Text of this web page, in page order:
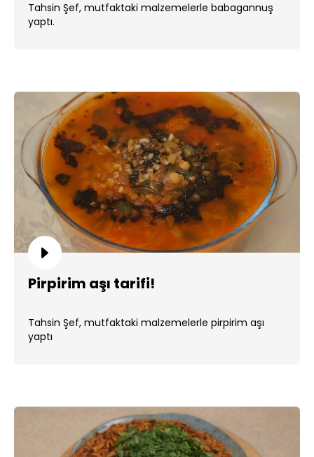
Tahsin Şef, mutfaktaki malzemelerle babagannuş
yaptı.
Pirpirim aşı tarifi!
Tahsin Şef, mutfaktaki malzemelerle pirpirim aşı
yaptı